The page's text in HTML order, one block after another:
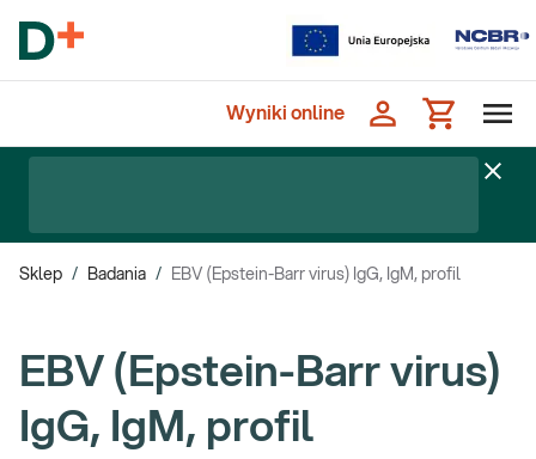
Wyniki online
Sklep / Badania / EBV (Epstein-Barr virus) IgG, IgM, profil
EBV (Epstein-Barr virus)
IgG, IgM, profil